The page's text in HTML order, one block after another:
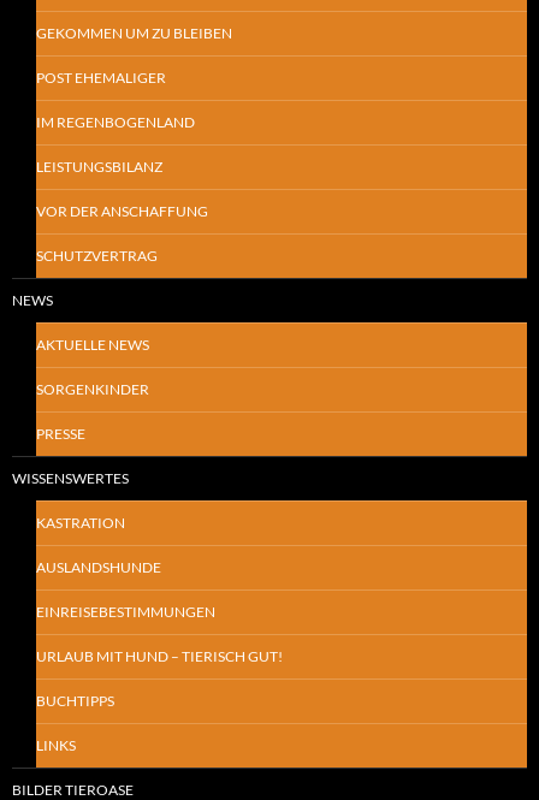
GEKOMMEN UM ZU BLEIBEN
POST EHEMALIGER
IM REGENBOGENLAND
LEISTUNGSBILANZ
VOR DER ANSCHAFFUNG
SCHUTZVERTRAG
NEWS
AKTUELLE NEWS
SORGENKINDER
PRESSE
WISSENSWERTES
KASTRATION
AUSLANDSHUNDE
EINREISEBESTIMMUNGEN
URLAUB MIT HUND – TIERISCH GUT!
BUCHTIPPS
LINKS
BILDER TIEROASE